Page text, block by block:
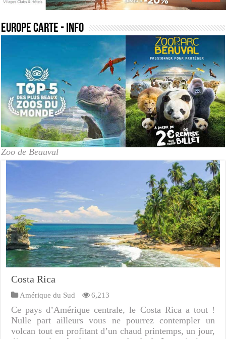
europe carte - Info
Zoo de Beauval
Costa Rica
Amérique du Sud 6,213
Ce pays d’Amérique centrale, le Costa Rica a tout !
Nulle part ailleurs vous ne pourrez contempler un
volcan tout en profitant d’un chaud printemps, un jour,